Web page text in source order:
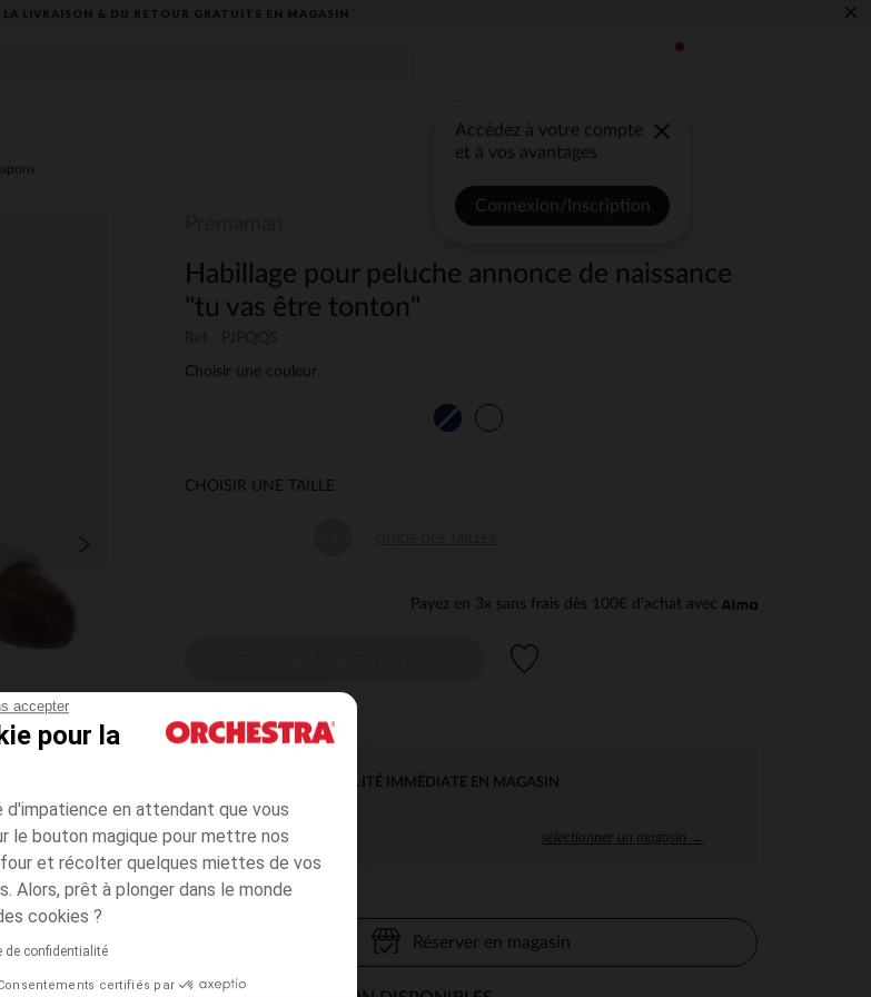
accepter
pour la
d'impatience en attendant que vous
le bouton magique pour mettre nos
et récolter quelques miettes de vos
Alors, prêt à plonger dans le monde
cookies ?
de confidentialité
certifiés par
LIVRAISON & DU RETOUR GRATUITS EN MAGASIN​ ×
Accédez à votre compte
et à vos avantages
Connexion/Inscription
Habillage pour peluche annonce de naissance
"tu vas être tonton"
Choisir une couleur
CHOISIR UNE TAILLE
Payez en 3x sans frais dès 100€ d'achat avec
DISPONIBILITÉ IMMÉDIATE EN MAGASIN
sélectionner un magasin →
Réserver en magasin